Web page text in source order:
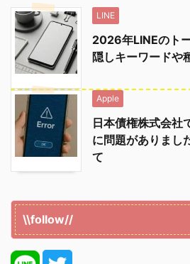
LINE
2026年LINEのト
隠しキーワードや
Apple
日本債権株式会社
に問題がありまし
て
\\follow//